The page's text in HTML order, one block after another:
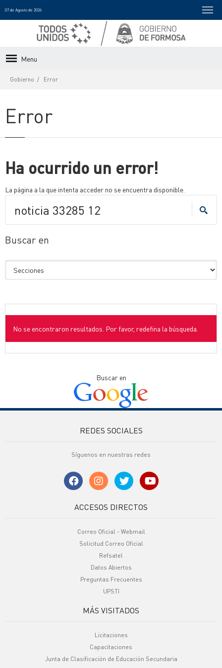
07 de Agosto de 2026
Menu
Gobierno Error
Error
Ha ocurrido un error!
La página a la que intenta acceder no se encuentra disponible.
Buscar en
No se encontraron resultados. Por favor, redefina la búsqueda.
Buscar en
REDES SOCIALES
Síguenos en nuestras redes
ACCESOS DIRECTOS
Correo Oficial - Webmail
Solicitud Correo Oficial
Refsatel
Datos Abiertos
Preguntas Frecuentes
UPSTI
MÁS VISITADOS
Licitaciones
Capacitaciones
Junta de Clasificación de Educación Secundaria